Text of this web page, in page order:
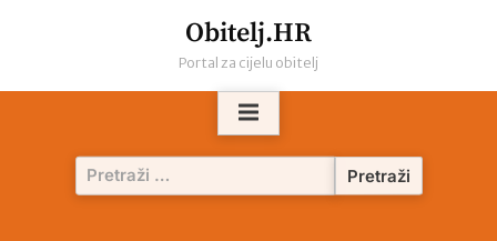
Obitelj.HR
Portal za cijelu obitelj
Pretraži: